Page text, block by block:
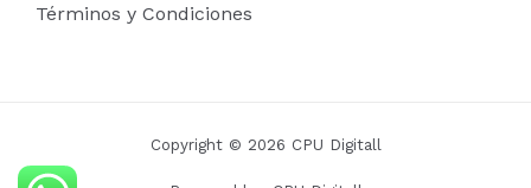
Términos y Condiciones
Copyright © 2026 CPU Digitall